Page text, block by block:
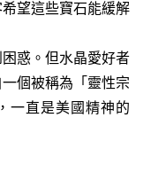
望這些寶石能緩解
惑。但水晶愛好者
個被稱為「靈性宗
一直是美國精神的